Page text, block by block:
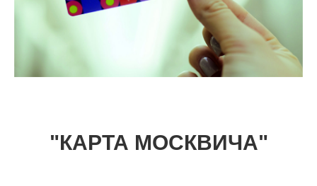
"КАРТА МОСКВИЧА"